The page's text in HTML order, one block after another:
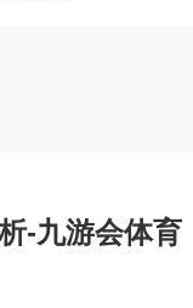
-九游会体育